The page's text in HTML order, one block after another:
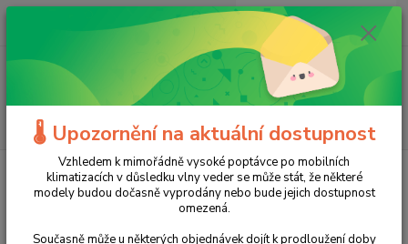
(Po-Ne, 8-20 hod.)
ks
0 Kč
Značky Makita
Makita
🌡️ Upozornění na aktuální dostupnost
Vzhledem k mimořádně vysoké poptávce po mobilních
klimatizacích v důsledku vlny veder se může stát, že některé
modely budou dočasně vyprodány nebo bude jejich dostupnost
omezená.
Současně může u některých objednávek dojít k prodloužení doby